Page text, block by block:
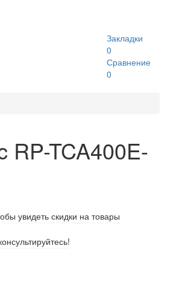
Закладки
0
Сравнение
0
RP-TCA400E-
увидеть скидки на товары